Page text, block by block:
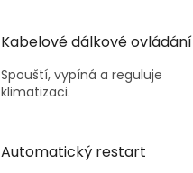
Kabelové dálkové ovládání
Spouští, vypíná a reguluje
klimatizaci.
Automatický restart